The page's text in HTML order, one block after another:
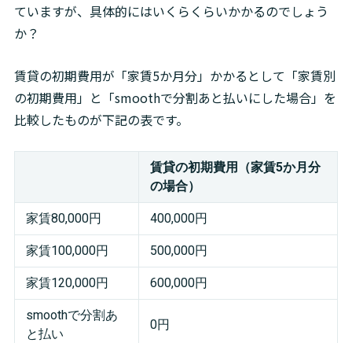
ていますが、具体的にはいくらくらいかかるのでしょう
か？
賃貸の初期費用が「家賃5か月分」かかるとして「家賃別
の初期費用」と「smoothで分割あと払いにした場合」を
比較したものが下記の表です。
賃貸の初期費用（家賃5か月分
の場合）
家賃80,000円 400,000円
家賃100,000円 500,000円
家賃120,000円 600,000円
smoothで分割あ
と払い
0円